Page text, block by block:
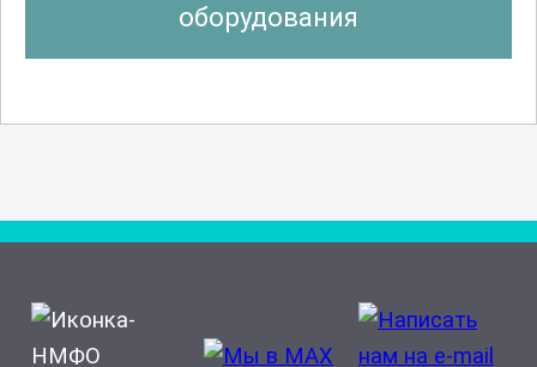
оборудования